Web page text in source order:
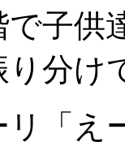
で子供
り分け
「え